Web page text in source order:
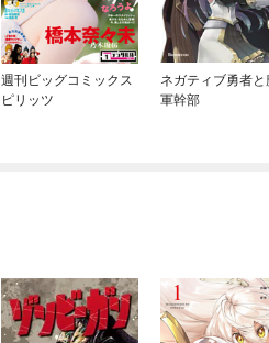
週刊ビッグコミックス
ピリッツ
ネガティブ勇者と
軍幹部